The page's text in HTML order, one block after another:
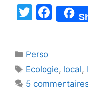
T
er
F
a
b
o
Catégories
Perso
Étiquettes
Ecologie, local,
5 commentaires